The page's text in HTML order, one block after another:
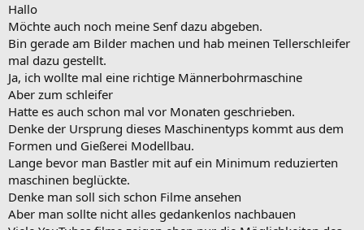
Hallo
Möchte auch noch meine Senf dazu abgeben.
Bin gerade am Bilder machen und hab meinen Tellerschleifer
mal dazu gestellt.
Ja, ich wollte mal eine richtige Männerbohrmaschine
Aber zum schleifer
Hatte es auch schon mal vor Monaten geschrieben.
Denke der Ursprung dieses Maschinentyps kommt aus dem
Formen und Gießerei Modellbau.
Lange bevor man Bastler mit auf ein Minimum reduzierten
maschinen beglückte.
Denke man soll sich schon Filme ansehen
Aber man sollte nicht alles gedankenlos nachbauen